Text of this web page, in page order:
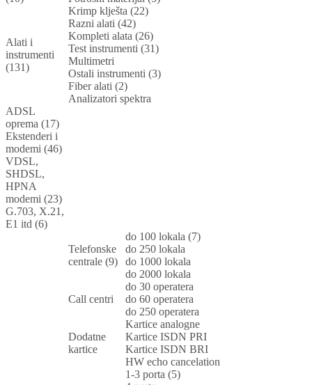
Alati i
instrumenti
(131)
Krimp klješta (22)
Razni alati (42)
Kompleti alata (26)
Test instrumenti (31)
Multimetri
Ostali instrumenti (3)
Fiber alati (2)
Analizatori spektra
ADSL
oprema (17)
Ekstenderi i
modemi (46)
VDSL,
SHDSL,
HPNA
modemi (23)
G.703, X.21,
E1 itd (6)
Telefonske
centrale (9)
do 100 lokala (7)
do 250 lokala
do 1000 lokala
do 2000 lokala
Call centri
do 30 operatera
do 60 operatera
do 250 operatera
Dodatne
kartice
Kartice analogne
Kartice ISDN PRI
Kartice ISDN BRI
HW echo cancelation
1-3 porta (5)